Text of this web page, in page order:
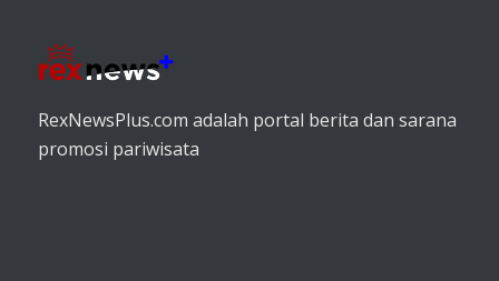
RexNewsPlus.com adalah portal berita dan sarana
promosi pariwisata